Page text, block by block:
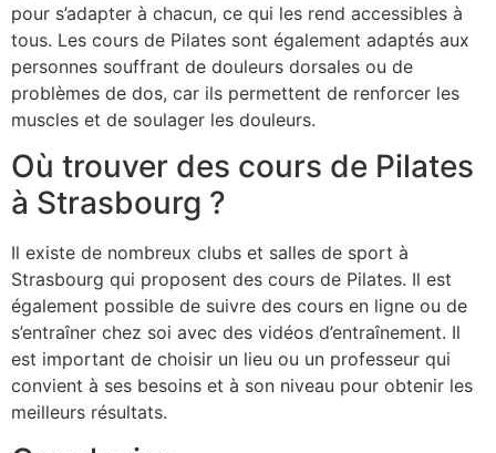
pour s’adapter à chacun, ce qui les rend accessibles à
tous. Les cours de Pilates sont également adaptés aux
personnes souffrant de douleurs dorsales ou de
problèmes de dos, car ils permettent de renforcer les
muscles et de soulager les douleurs.
Où trouver des cours de Pilates
à Strasbourg ?
Il existe de nombreux clubs et salles de sport à
Strasbourg qui proposent des cours de Pilates. Il est
également possible de suivre des cours en ligne ou de
s’entraîner chez soi avec des vidéos d’entraînement. Il
est important de choisir un lieu ou un professeur qui
convient à ses besoins et à son niveau pour obtenir les
meilleurs résultats.